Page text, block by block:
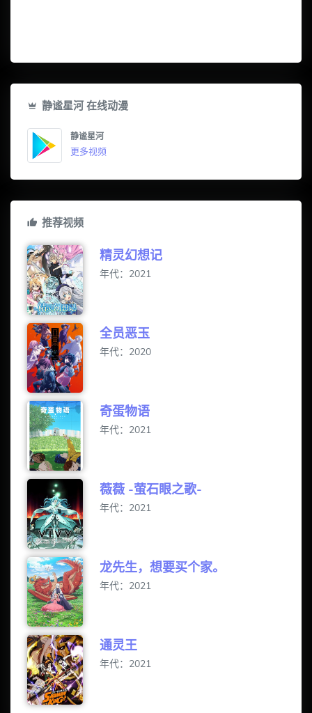
静谧星河 在线动漫
静谧星河
更多视频
推荐视频
精灵幻想记
年代：2021
全员恶玉
年代：2020
奇蛋物语
年代：2021
薇薇 -萤石眼之歌-
年代：2021
龙先生，想要买个家。
年代：2021
通灵王
年代：2021